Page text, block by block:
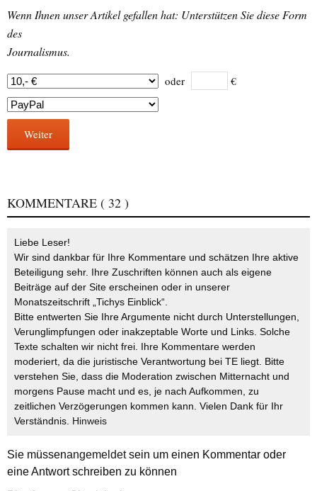
Wenn Ihnen unser Artikel gefallen hat: Unterstützen Sie diese Form
des
Journalismus.
oder €
Weiter
KOMMENTARE ( 32 )
Liebe Leser!
Wir sind dankbar für Ihre Kommentare und schätzen Ihre aktive
Beteiligung sehr. Ihre Zuschriften können auch als eigene
Beiträge auf der Site erscheinen oder in unserer
Monatszeitschrift „Tichys Einblick“.
Bitte entwerten Sie Ihre Argumente nicht durch Unterstellungen,
Verunglimpfungen oder inakzeptable Worte und Links. Solche
Texte schalten wir nicht frei. Ihre Kommentare werden
moderiert, da die juristische Verantwortung bei TE liegt. Bitte
verstehen Sie, dass die Moderation zwischen Mitternacht und
morgens Pause macht und es, je nach Aufkommen, zu
zeitlichen Verzögerungen kommen kann. Vielen Dank für Ihr
Verständnis. Hinweis
Sie müssenangemeldetsein um einen Kommentar oder
eine Antwort schreiben zu können